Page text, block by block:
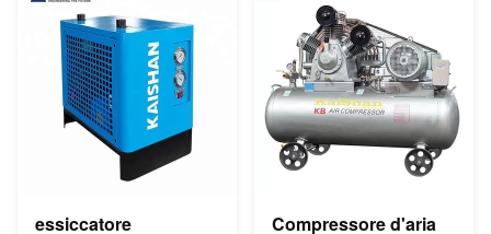
essiccatore
Compressore d'aria